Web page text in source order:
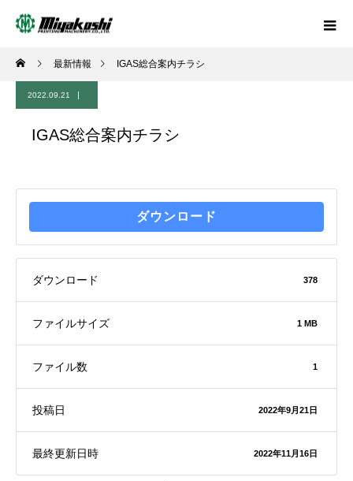
最新情報 IGAS総合案内チラシ
2022.09.21
IGAS総合案内チラシ
ダウンロード
ダウンロード 378
ファイルサイズ 1 MB
ファイル数 1
投稿日 2022年9月21日
最終更新日時 2022年11月16日